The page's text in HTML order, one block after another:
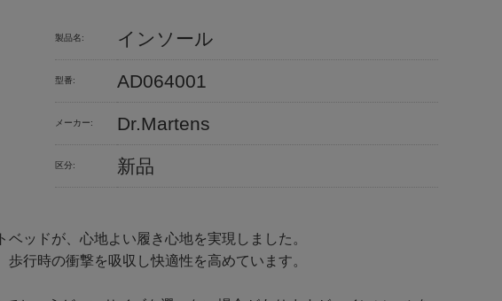
製品名: インソール
型番: AD064001
メーカー: Dr.Martens
区分: 新品
ッドが、心地よい履き心地を実現しました。
行時の衝撃を吸収し快適性を高めています。